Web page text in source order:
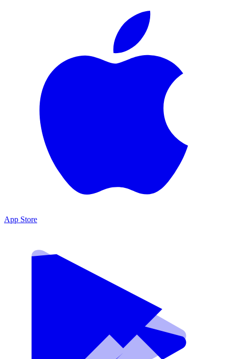
App Store